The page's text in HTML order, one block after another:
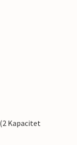
Kapacitet